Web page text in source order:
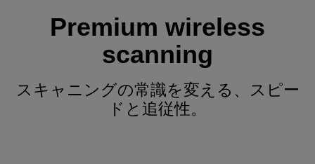
Premium wireless
scanning
スキャニングの常識を変える、スピー
ドと追従性。